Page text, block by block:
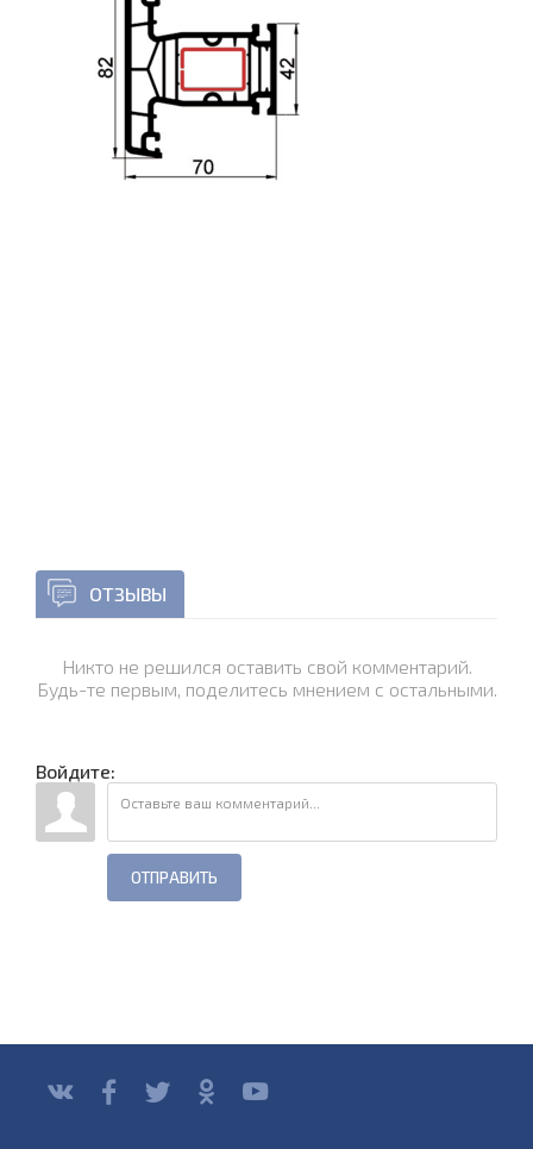
ОТЗЫВЫ
Никто не решился оставить свой комментарий.
Будь-те первым, поделитесь мнением с остальными.
Войдите:
ОТПРАВИТЬ